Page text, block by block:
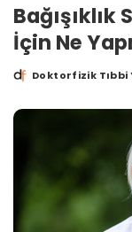
İçin Ne
PostedDoktorfizik Tıbbi